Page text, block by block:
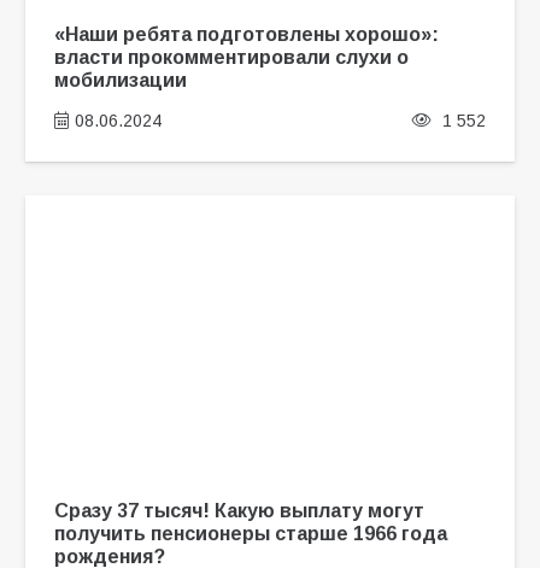
«Наши ребята подготовлены хорошо»:
власти прокомментировали слухи о
мобилизации
08.06.2024 1 552
Сразу 37 тысяч! Какую выплату могут
получить пенсионеры старше 1966 года
рождения?